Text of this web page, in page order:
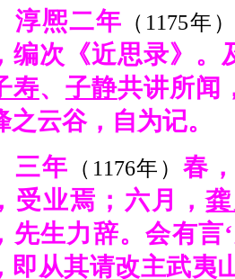
熈二年 （1175年
编次《近思录》。
寿、 子静共讲所闻
之云谷，自为记。
年 （1176年）春
受业焉；六月，
先生力辞。会有言
即从其请改主武夷